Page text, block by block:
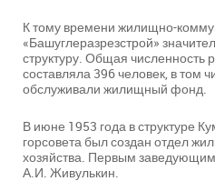
К тому времени жилищно-
«Башуглеразрезстрой»
структуру. Общая численность
составляла 396 человек, в том
обслуживали жилищный фонд.
В июне 1953 года в структуре
горсовета был создан отдел
хозяйства. Первым
А.И. Живулькин.